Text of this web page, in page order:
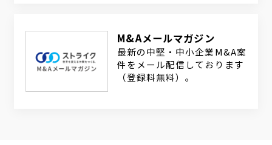
M&Aメールマガジン
最新の中堅・中小企業M&A案
件をメール配信しております
（登録料無料）。